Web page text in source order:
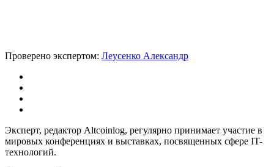
Проверено экспертом: Леусенко Александр
Эксперт, редактор Altcoinlog, регулярно принимает участие в
мировых конференциях и выставках, посвященных сфере IT-
технологий.